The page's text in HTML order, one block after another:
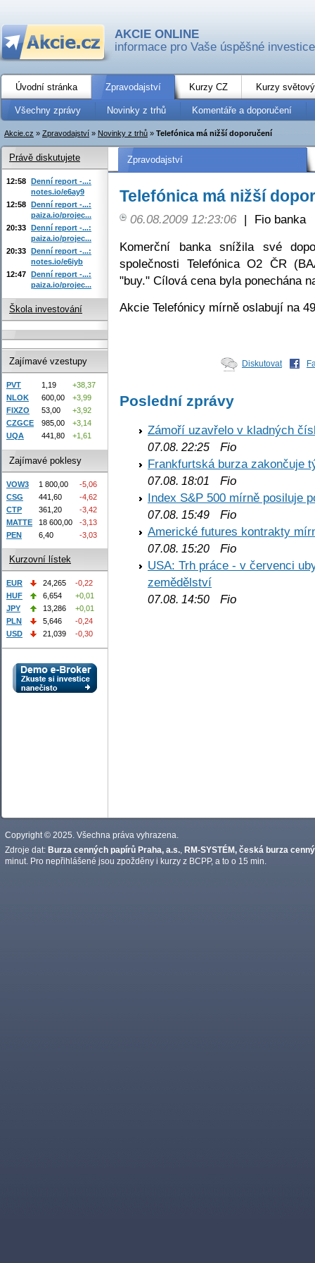
AKCIE ONLINE
informace pro Vaše úspěšné investice
Úvodní stránka Zpravodajství Kurzy CZ Kurzy
Všechny zprávy Novinky z trhů Komentáře a doporučení
Akcie.cz » Zpravodajství » Novinky z trhů » Telefónica má nižší doporučení
Zpravodajství
Telefónica má nižší
06.08.2009 12:23:06 |
Fio banka
Komerční banka snížila své
společnosti Telefónica O2 ČR
"buy." Cílová cena byla ponechána
Akcie Telefónicy mírně oslabují na
Diskutovat
Poslední zprávy
Zámoří uzavřelo v kladných
07.08. 22:25 Fio
Frankfurtská burza zakončuje
07.08. 18:01
Fio
Index S&P 500 mírně posiluje
07.08. 15:49 Fio
Americké futures kontrakty
07.08. 15:20 Fio
USA: Trh práce - v červenci
zemědělství
07.08. 14:50 Fio
Právě diskutujete
12:58 Denní report -...:
notes.io/e6ay9
12:58 Denní report -...:
paiza.io/projec...
20:33 Denní report -...:
paiza.io/projec...
20:33 Denní report -...:
notes.io/e6iyb
12:47 Denní report -...:
paiza.io/projec...
Škola investování
Zajímavé vzestupy
PVT 1,19
+38,37
NLOK
600,00
+3,99
FIXZO
53,00
+3,92
CZGCE
985,00
+3,14
UQA
441,80 +1,61
Zajímavé poklesy
VOW3 1 800,00
-5,06
CSG
441,60
-4,62
CTP
361,20
-3,42
MATTE
18 600,00
-3,13
PEN
6,40 -3,03
Kurzovní lístek
EUR 24,265
-0,22
HUF
6,654
+0,01
JPY
13,286
+0,01
PLN
5,646
-0,24
USD
21,039 -0,30
Copyright © 2025. Všechna práva vyhrazena.
Zdroje dat: Burza cenných papírů Praha, a.s. RM-SYSTÉM, česká burza
minut. Pro nepřihlášené jsou zpožděny i kurzy z BCPP, a to o 15 min.